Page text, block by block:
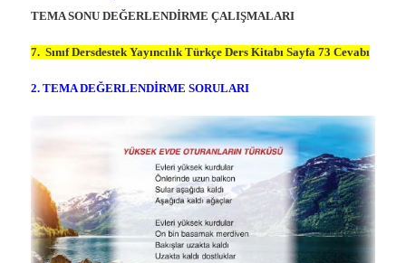
TEMA SONU DEĞERLENDİRME ÇALIŞMALARI
7. Sınıf Dersdestek Yayıncılık Türkçe Ders Kitabı Sayfa 73 Cevabı
2. TEMA DEĞERLENDİRME SORULARI